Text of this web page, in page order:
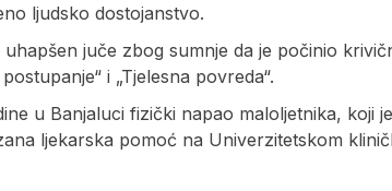
ljudsko dostojanstvo.
uhapšen juče zbog sumnje da je počinio
i „Tjelesna povreda“.
u Banjaluci fizički napao maloljetnika, koji
ljekarska pomoć na Univerzitetskom